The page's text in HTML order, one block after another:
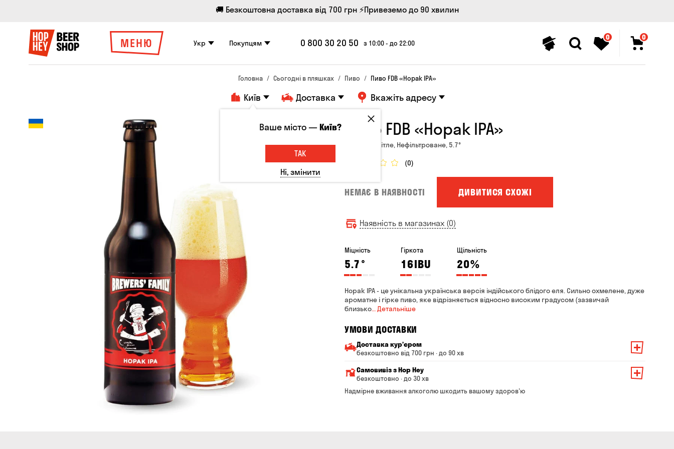
🚚 Безкоштовна доставка від 700 грн ⚡Привеземо до 90 хвилин
МЕНЮ Укр Покупцям 0 800 30 20 50 з 10:00 - до 22:00
0 0
Головна Сьогодні в пляшках Пиво Пиво FDB «Hopak IPA»
Київ Доставка Вкажіть адресу
Пиво FDB «Hopak IPA»
Україна, Світле, Нефільтроване, 5.7°
(0)
НЕМАЄ В НАЯВНОСТІ ДИВИТИСЯ СХОЖІ
Наявність в магазинах (0)
Міцність
5.7°
Гіркота
16IBU
Щільність
20%
Hopak IPA - це унікальна українська версія індійського блідого еля. Сильно охмелене, дуже
ароматне і гірке пиво, яке відрізняється відносно високим градусом (зазвичай
близько… Детальніше
УМОВИ ДОСТАВКИ
Доставка курʼєром
безкоштовно від 700 грн · до 90 хв
Мінімальна сума всього замовлення — 200 грн
Вартість доставки залежить від суми всього замовлення:
Від 200 до 299 грн
Самовивіз з Hop Hey
безкоштовно · до 30 хв
Мінімальна сума всього замовлення — 250 грн
Надмірне вживання алкоголю шкодить вашому здоров'ю
Ваше місто —Київ?
ТАК
Ні, змінити